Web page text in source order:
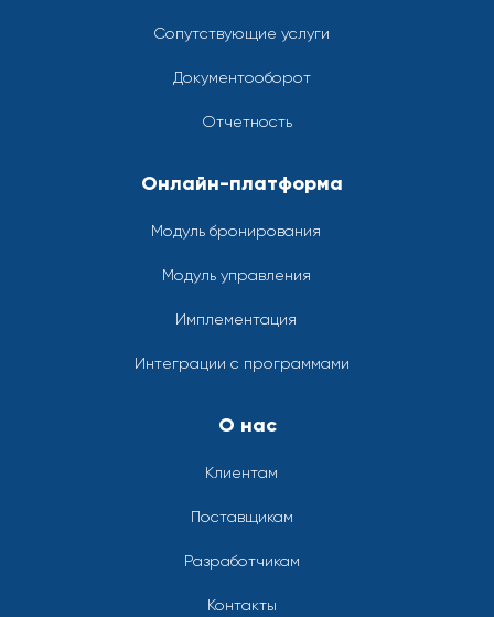
Сопутствующие услуги
Документооборот
Отчетность
Онлайн-платформа
Модуль бронирования
Модуль управления
Имплементация
Интеграции с программами
О нас
Клиентам
Поставщикам
Разработчикам
Контакты